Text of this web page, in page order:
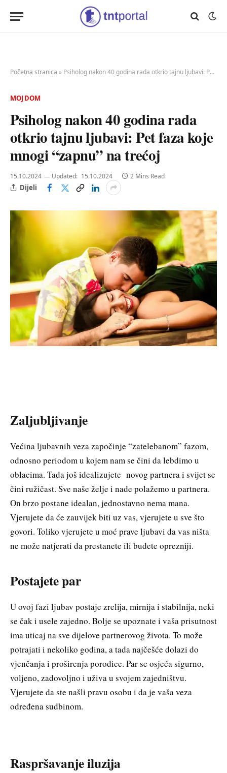
Početna stranica » Psiholog nakon 40 godina rada otkrio tajnu ljubavi: Pet faza koje mnogi “zapnu” na trećoj
MOJ DOM
Psiholog nakon 40 godina rada
otkrio tajnu ljubavi: Pet faza koje
mnogi “zapnu” na trećoj
15.10.2024 Updated: 15.10.2024 2 Mins Read
Dijeli
Zaljubljivanje
Većina ljubavnih veza započinje “zatelebanom” fazom,
odnosno periodom u kojem nam se čini da lebdimo u
oblacima. Tada još idealizujete novog partnera i svijet se
čini ružičast. Sve naše želje i nade polažemo u partnera.
On brzo postane idealan, jednostavno nema mana.
Vjerujete da će zauvijek biti uz vas, vjerujete u sve što
govori. Toliko vjerujete u moć prave ljubavi da vas ništa
ne može natjerati da prestanete ili budete oprezniji.
Postajete par
U ovoj fazi ljubav postaje zrelija, mirnija i stabilnija, neki
se čak i usele zajedno. Bolje se upoznate i vaša prisutnost
ima uticaj na sve dijelove partnerovog života. To može
potrajati i nekoliko godina, a tada najčešće dolazi do
vjenčanja i proširenja porodice. Par se osjeća sigurno,
voljeno, zadovoljno i uživa u svojem zajedništvu.
Vjerujete da ste našli pravu osobu i da je vaša veza
određena sudbinom.
Raspršavanje iluzija